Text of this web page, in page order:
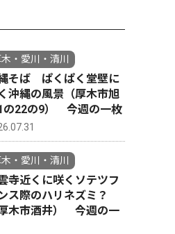
2026.08.05
を満喫 厚木
日
・愛川・清川
そば ぱくぱく堂壁に
沖縄の風景（厚木市旭
の22の9） 今週の一枚
・愛川・清川
寺近くに咲くソテツフ
ス際のハリネズミ？
厚木市酒井） 今週の一